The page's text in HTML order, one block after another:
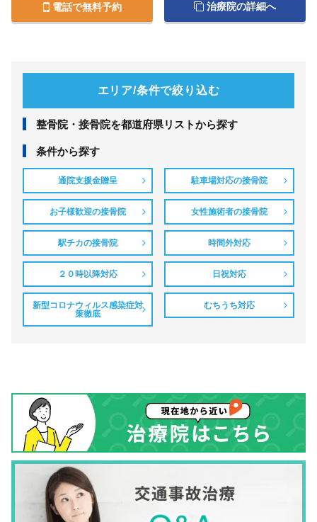
電話で無料予約 治療院の詳細へ
エリア/条件で絞り込む
整⾻院・接⾻院を都道府県リストから探す
条件から探す
通院支援金贈呈 駐車場対応の接骨院
お子様歓迎の接骨院 女性施術者の接骨院
駅チカの接骨院 時間外対応
２０時以降対応 日祝対応
新型コロナウィルス感染症対
策徹底
むちうち対応